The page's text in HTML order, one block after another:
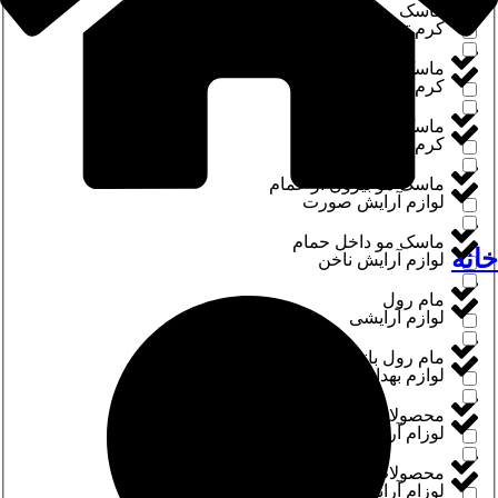
ماسک
ماسک صورت
ماسک مو
ماسک مو بیرون از حمام
ماسک مو داخل حمام
مام رول
مام رول بانوان
محصولات
محصولات جادویی
کرم ترک پا
کرم دست و ناخن
کرم شب و روز
لوازم آرایش صورت
لوازم آرایش ناخن
لوازم آرایشی
لوازم بهداشتی
لوزام آرایش چشم
لوزام آرایش لب
خانه